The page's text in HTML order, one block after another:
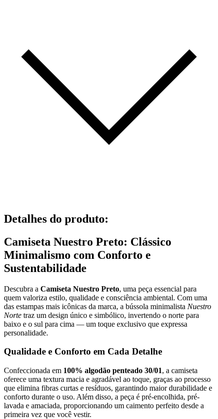
Detalhes do produto:
Camiseta Nuestro Preto: Clássico
Minimalismo com Conforto e
Sustentabilidade
Descubra a Camiseta Nuestro Preto, uma peça essencial para
quem valoriza estilo, qualidade e consciência ambiental. Com uma
das estampas mais icônicas da marca, a bússola minimalista Nuestro
Norte traz um design único e simbólico, invertendo o norte para
baixo e o sul para cima — um toque exclusivo que expressa
personalidade.
Qualidade e Conforto em Cada Detalhe
Confeccionada em 100% algodão penteado 30/01, a camiseta
oferece uma textura macia e agradável ao toque, graças ao processo
que elimina fibras curtas e resíduos, garantindo maior durabilidade e
conforto durante o uso. Além disso, a peça é pré-encolhida, pré-
lavada e amaciada, proporcionando um caimento perfeito desde a
primeira vez que você vestir.